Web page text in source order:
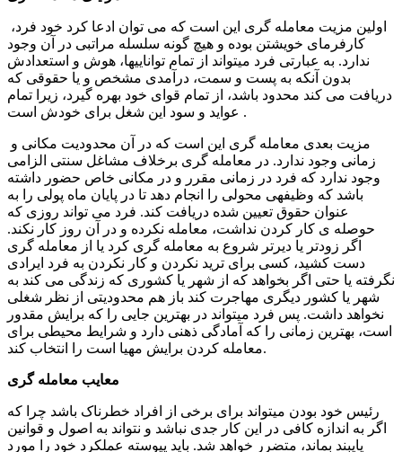
کارفرمای خویشتن بوده و هیچ گونه سلسله مراتبی در آن وجود
ندارد. به عبارتی فرد می­تواند از تمام توانایی­ها، هوش و استعدادش
بدون آنکه به پست و سمت، درآمدی مشخص و یا حقوقی که
دریافت می­ کند محدود باشد، از تمام قوای خود بهره گیرد، زیرا تمام
عواید و سود این شغل برای خودش است .
زمانی وجود ندارد. در معامله­ گری برخلاف مشاغل سنتی الزامی
وجود ندارد که فرد در زمانی مقرر و در مکانی خاص حضور داشته
باشد که وظیفه­ی محولی را انجام دهد تا در پایان ماه پولی را به
عنوان حقوق تعیین شده دریافت کند. فرد می تواند روزی که
حوصله­ ی کار کردن نداشت، معامله نکرده و در آن روز کار نکند.
اگر زودتر یا دیرتر شروع به معامله گری کرد یا از معامله گری
دست کشید، کسی برای ترید نکردن و کار نکردن به فرد ایرادی
نگرفته یا حتی اگر بخواهد که از شهر یا کشوری که زندگی می کند به
شهر یا کشور دیگری مهاجرت کند باز هم محدودیتی از نظر شغلی
نخواهد داشت. پس فرد میتواند در بهترین جایی را که برایش مقدور
است، بهترین زمانی را که آمادگی ذهنی دارد و شرایط محیطی برای
معامله کردن برایش مهیا است را انتخاب کند.
معایب معامله گری
رئیس خود بودن می­تواند برای برخی از افراد خطرناک باشد چرا که
اگر به اندازه کافی در این کار جدی نباشد و نتواند به اصول و قوانین
پایبند بماند، متضرر خواهد شد. باید پیوسته عملکرد خود را مورد